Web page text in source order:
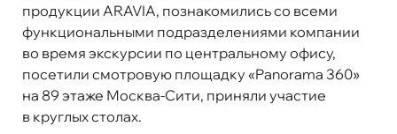
продукции ARAVIA, познакомились со всеми
функциональными подразделениями компании
во время экскурсии по центральному офису,
посетили смотровую площадку «Panorama 360»
на 89 этаже Москва-Сити, приняли участие
в круглых столах.